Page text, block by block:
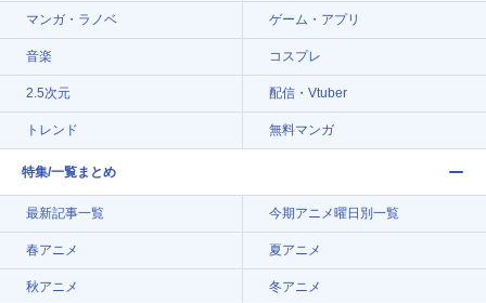
マンガ・ラノベ ゲーム・アプリ
音楽 コスプレ
2.5次元 配信・Vtuber
トレンド 無料マンガ
特集/一覧まとめ
最新記事一覧 今期アニメ曜日別一覧
春アニメ 夏アニメ
秋アニメ 冬アニメ